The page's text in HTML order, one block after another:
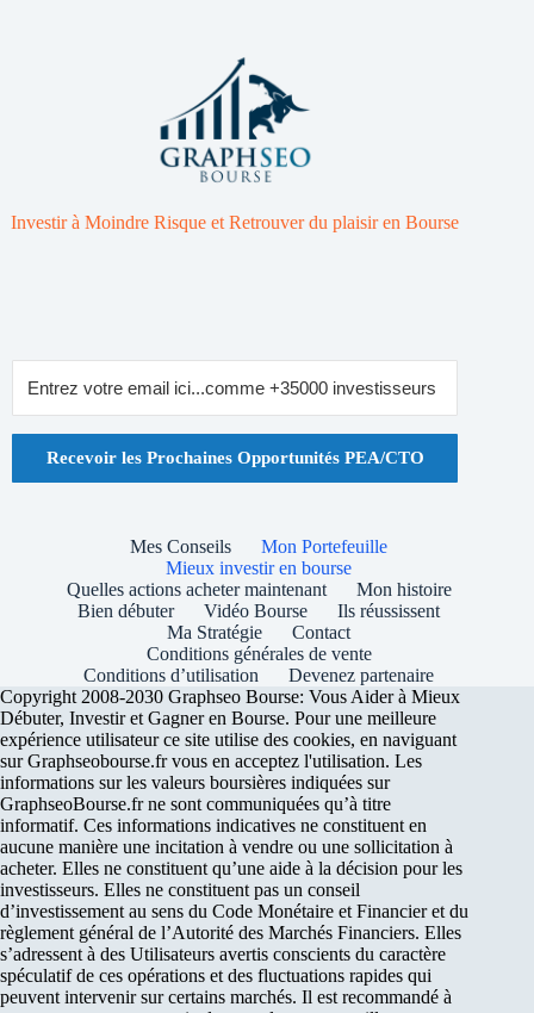
Investir à Moindre Risque et Retrouver du plaisir en Bourse
Recevoir les Prochaines Opportunités PEA/CTO
Mes Conseils
Mon Portefeuille
Mieux investir en bourse
Quelles actions acheter maintenant
Mon histoire
Bien débuter
Vidéo Bourse
Ils réussissent
Ma Stratégie
Contact
Conditions générales de vente
Conditions d’utilisation
Devenez partenaire
Copyright 2008-2030 Graphseo Bourse: Vous Aider à Mieux
Débuter, Investir et Gagner en Bourse. Pour une meilleure
expérience utilisateur ce site utilise des cookies, en naviguant
sur Graphseobourse.fr vous en acceptez l'utilisation. Les
informations sur les valeurs boursières indiquées sur
GraphseoBourse.fr ne sont communiquées qu’à titre
informatif. Ces informations indicatives ne constituent en
aucune manière une incitation à vendre ou une sollicitation à
acheter. Elles ne constituent qu’une aide à la décision pour les
investisseurs. Elles ne constituent pas un conseil
d’investissement au sens du Code Monétaire et Financier et du
règlement général de l’Autorité des Marchés Financiers. Elles
s’adressent à des Utilisateurs avertis conscients du caractère
spéculatif de ces opérations et des fluctuations rapides qui
peuvent intervenir sur certains marchés. Il est recommandé à